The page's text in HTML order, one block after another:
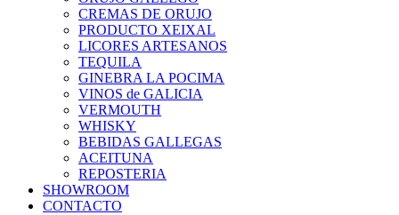
CREMAS DE ORUJO
PRODUCTO XEIXAL
LICORES ARTESANOS
TEQUILA
GINEBRA LA POCIMA
VINOS de GALICIA
VERMOUTH
WHISKY
BEBIDAS GALLEGAS
ACEITUNA
REPOSTERIA
SHOWROOM
CONTACTO